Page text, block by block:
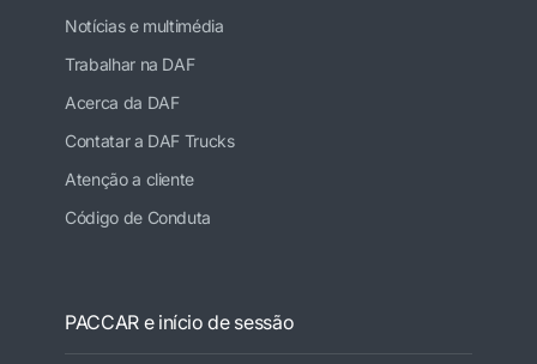
Notícias e multimédia
Trabalhar na DAF
Acerca da DAF
Contatar a DAF Trucks
Atenção a cliente
Código de Conduta
PACCAR e início de sessão